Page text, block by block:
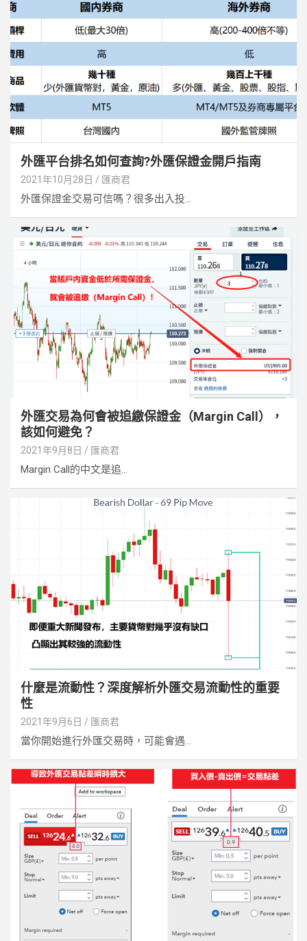
外匯平台排名如何查詢?外匯保證金開戶指南
2021年10月28日 匯商君
外匯保證金交易可信嗎？很多出入投...
外匯交易為何會被追繳保證金（Margin Call），
該如何避免？
2021年9月8日 匯商君
Margin Call的中文是追...
什麼是流動性？深度解析外匯交易流動性的重要
性
2021年9月6日 匯商君
當你開始進行外匯交易時，可能會遇...